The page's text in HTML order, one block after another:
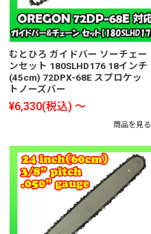
むとひろ ガイドバー ソーチェー
ンセット 180SLHD176 18インチ
(45cm) 72DPX-68E スプロケッ
トノーズバー
¥6,330(税込) ～
商品を見る